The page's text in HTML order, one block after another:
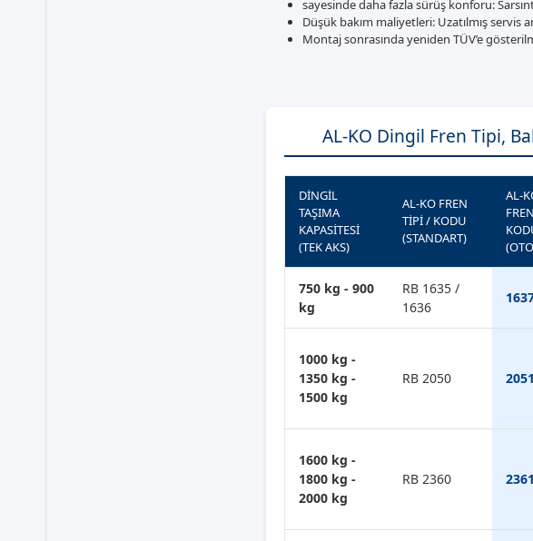
sayesinde daha fazla sürüş konforu:
Düşük bakım maliyetleri: Uzatılmış servis
Montaj sonrasında yeniden TÜV’e
AL-KO Dingil Fren Tipi,
DINGIL
TAŞIMA
KAPASITESI
(TEK AKS)
AL-KO FREN
TIPI / KODU
(STANDART)
AL-
750 kg - 900
kg
RB 1635 /
1636
1000 kg -
1350 kg -
1500 kg
RB 2050
1600 kg -
1800 kg -
2000 kg
RB 2360